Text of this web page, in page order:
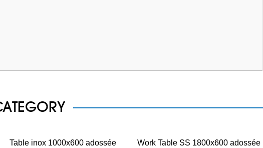
Table inox 1000x600 adossée
Work Table SS 1800x600 adossée